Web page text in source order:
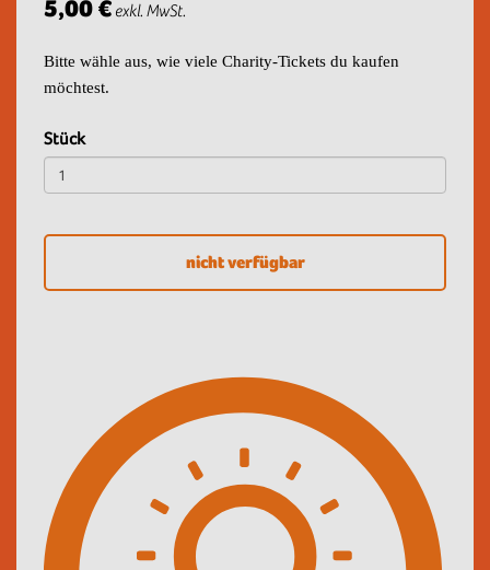
5,00 € exkl. MwSt.
Bitte wähle aus, wie viele Charity-Tickets du kaufen
möchtest.
Stück
nicht verfügbar